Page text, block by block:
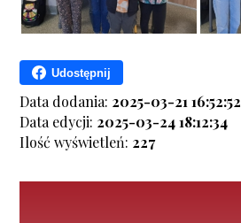
Udostępnij
Data dodania: 2025-03-21 16:52:52
Data edycji: 2025-03-24 18:12:34
Ilość wyświetleń: 227